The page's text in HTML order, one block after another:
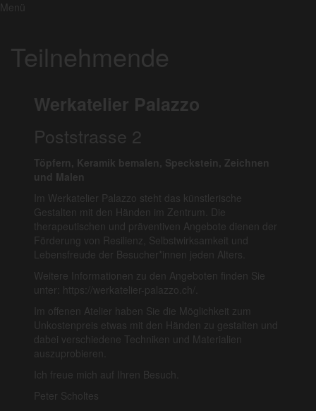
Menü
Teilnehmende
Werkatelier Palazzo
Poststrasse 2
Töpfern, Keramik bemalen, Speckstein, Zeichnen
und Malen
Im Werkatelier Palazzo steht das künstlerische
Gestalten mit den Händen im Zentrum. Die
therapeutischen und präventiven Angebote dienen der
Förderung von Resilienz, Selbstwirksamkeit und
Lebensfreude der Besucher*innen jeden Alters.
Weitere Informationen zu den Angeboten finden Sie
unter: https://werkatelier-palazzo.ch/.
Im offenen Atelier haben Sie die Möglichkeit zum
Unkostenpreis etwas mit den Händen zu gestalten und
dabei verschiedene Techniken und Materialien
auszuprobieren.
Ich freue mich auf Ihren Besuch.
Peter Scholtes